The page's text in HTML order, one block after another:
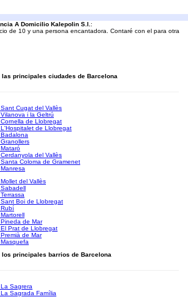
A Domicilio Kalepolin S.l. :
de 10 y una persona encantadora. Contaré con el para otra
principales ciudades de Barcelona
Cugat del Vallès
i la Geltrú
de Llobregat
de Llobregat
del Vallès
Coloma de Gramenet
del Vallès
Boi de Llobregat
de Mar
Prat de Llobregat
de Mar
los principales barrios de Barcelona
Sagrera
Sagrada Família